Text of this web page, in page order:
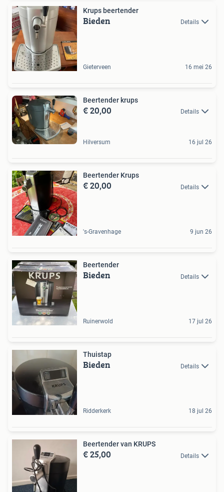
Krups beertender
Bieden Details
Gieterveen 16 mei 26
Beertender krups
€ 20,00 Details
Hilversum 16 jul 26
Beertender Krups
€ 20,00 Details
's-Gravenhage 9 jun 26
Beertender
Bieden Details
Ruinerwold 17 jul 26
Thuistap
Bieden Details
Ridderkerk 18 jul 26
Beertender van KRUPS
€ 25,00 Details